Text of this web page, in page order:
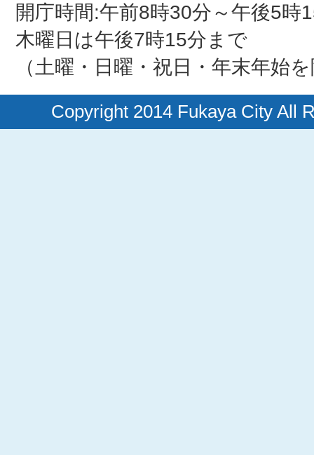
開庁時間:午前8時30分～午後5時
木曜日は午後7時15分まで
（土曜・日曜・祝日・年末年始
Copyright 2014 Fukaya City All